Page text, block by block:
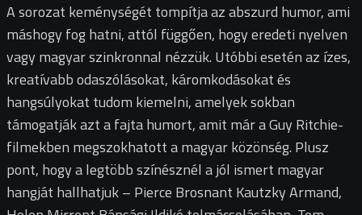
A sorozat keménységét tompítja az abszurd humor, ami
máshogy fog hatni, attól függően, hogy eredeti nyelven
vagy magyar szinkronnal nézzük. Utóbbi esetén az ízes,
kreatívabb odaszólásokat, káromkodásokat és
hangsúlyokat tudom kiemelni, amelyek sokban
támogatják azt a fajta humort, amit már a Guy Ritchie-
filmekben megszokhatott a magyar közönség. Plusz
pont, hogy a legtöbb színésznél a jól ismert magyar
hangját hallhatjuk – Pierce Brosnant Kautzky Armand,